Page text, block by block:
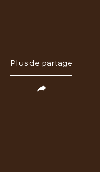
Plus de partage